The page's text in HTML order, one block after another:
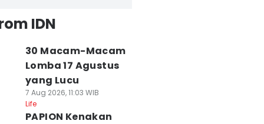
IDN
30 Macam-Macam
Lomba 17 Agustus
yang Lucu
7 Aug 2026, 11:03 WIB
Life
PAPION Kenakan